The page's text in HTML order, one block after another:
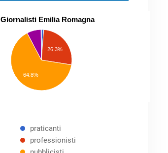
Giornalisti Emilia Romagna
26.3%
64.8%
praticanti
professionisti